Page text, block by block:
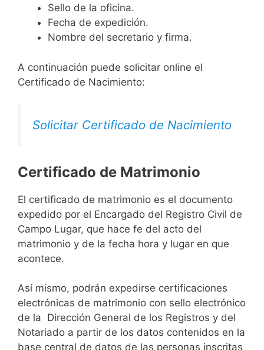
Sello de la oficina.
Fecha de expedición.
Nombre del secretario y firma.
A continuación puede solicitar online el
Certificado de Nacimiento:
Solicitar Certificado de Nacimiento
Certificado de Matrimonio
El certificado de matrimonio es el documento
expedido por el Encargado del Registro Civil de
Campo Lugar, que hace fe del acto del
matrimonio y de la fecha hora y lugar en que
acontece.
Así mismo, podrán expedirse certificaciones
electrónicas de matrimonio con sello electrónico
de la Dirección General de los Registros y del
Notariado a partir de los datos contenidos en la
base central de datos de las personas inscritas